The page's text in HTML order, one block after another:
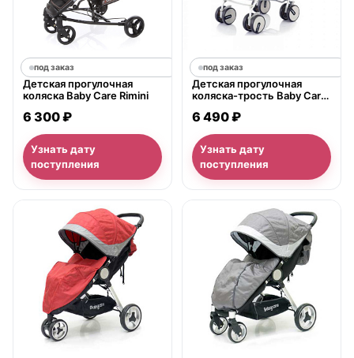
под заказ
Детская прогулочная
коляска Baby Care Rimini
6 300 ₽
Узнать дату
поступления
под заказ
Детская прогулочная
коляска-трость Baby Care
6 490 ₽
Узнать дату
поступления